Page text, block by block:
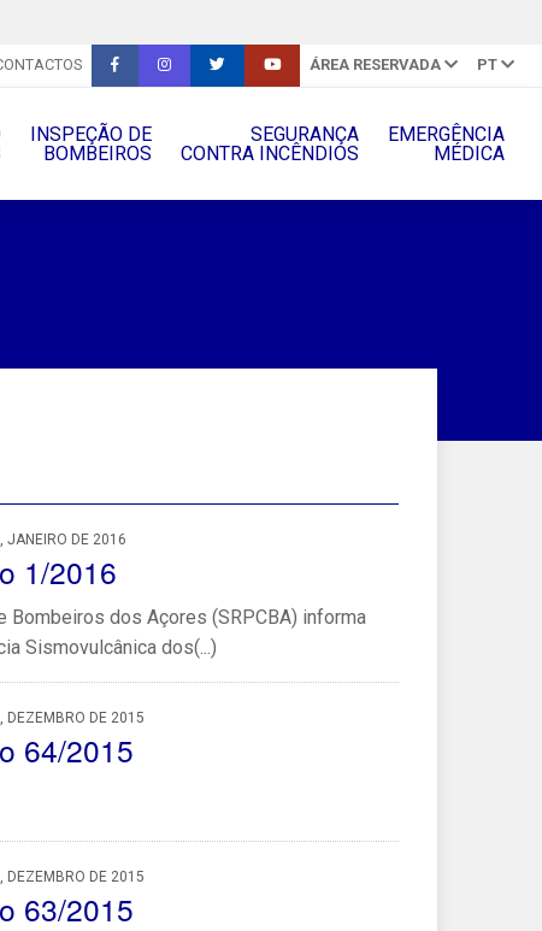
ÁREA RESERVADA PT
INSPEÇÃO DE
BOMBEIROS
SEGURANÇA
CONTRA INCÊNDIOS
EMERGÊNCIA
MÉDICA
JANEIRO DE 2016
1/2016
Bombeiros dos Açores (SRPCBA) informa
Sismovulcânica dos(...)
DEZEMBRO DE 2015
64/2015
DEZEMBRO DE 2015
63/2015